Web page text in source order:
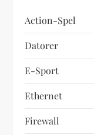
Action-Spel
Datorer
E-Sport
Ethernet
Firewall